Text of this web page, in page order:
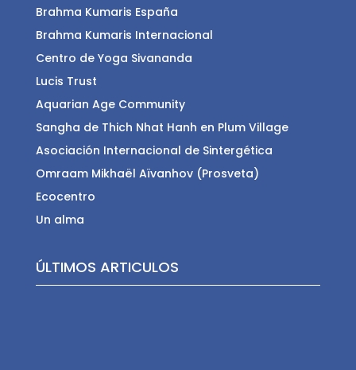
Brahma Kumaris España
Brahma Kumaris Internacional
Centro de Yoga Sivananda
Lucis Trust
Aquarian Age Community
Sangha de Thich Nhat Hanh en Plum Village
Asociación Internacional de Sintergética
Omraam Mikhaël Aïvanhov (Prosveta)
Ecocentro
Un alma
ÚLTIMOS ARTICULOS